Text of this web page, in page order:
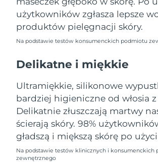
użytkowników zgłasza lepsze
produktów pielęgnacji skóry.
Na podstawie testów konsumenckich podmiotu
Delikatne i miękkie
Ultramiękkie, silikonowe
bardziej higieniczne od włosia
Delikatnie złuszczają martwy
ścierają skóry. 98%
gładszą i miększą skórę po
Na podstawie testów klinicznych i konsumenckich
zewnętrznego
Rumunia
Arabia Saudyjska
Singapur
Słowacja